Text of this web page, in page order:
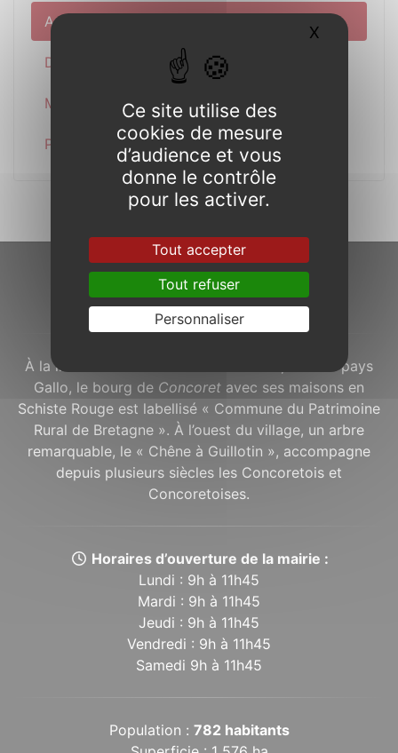
Actualité
Découverte
Municipalité
Pratique
À propos...
À la lisière de la
, dans le pays
Gallo, le bourg de Concoret avec ses maisons en
Schiste Rouge est labellisé « Commune du Patrimoine
Rural de Bretagne ». À l’ouest du village, un arbre
remarquable, le « Chêne à Guillotin », accompagne
depuis plusieurs siècles les Concoretois et
Concoretoises.
Horaires d’ouverture de la mairie :
Lundi : 9h à 11h45
Mardi : 9h à 11h45
Jeudi : 9h à 11h45
Vendredi : 9h à 11h45
Samedi 9h à 11h45
Population : 782 habitants
Ce site utilise des
cookies de mesure
d’audience et vous
donne le contrôle
pour les activer.
Tout accepter
Tout refuser
Personnaliser
X Masquer